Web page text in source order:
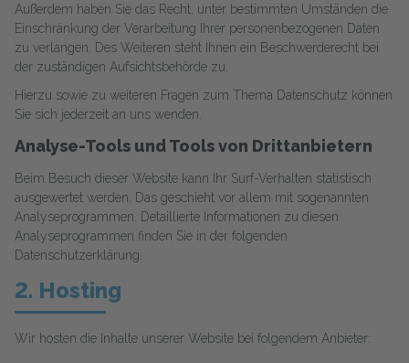
Außerdem haben Sie das Recht, unter bestimmten Umständen die
Einschränkung der Verarbeitung Ihrer personenbezogenen Daten
zu verlangen. Des Weiteren steht Ihnen ein Beschwerderecht bei
der zuständigen Aufsichtsbehörde zu.
Hierzu sowie zu weiteren Fragen zum Thema Datenschutz können
Sie sich jederzeit an uns wenden.
Analyse-Tools und Tools von Drittanbietern
Beim Besuch dieser Website kann Ihr Surf-Verhalten statistisch
ausgewertet werden. Das geschieht vor allem mit sogenannten
Analyseprogrammen. Detaillierte Informationen zu diesen
Analyseprogrammen finden Sie in der folgenden
Datenschutzerklärung.
2. Hosting
Wir hosten die Inhalte unserer Website bei folgendem Anbieter: